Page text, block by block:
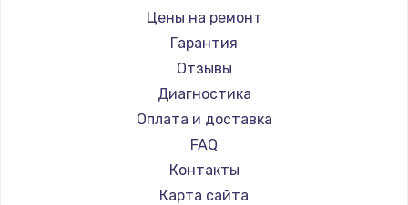
Microsoft
BlackView
Amazon
Aquarius
Philips
HP
Getac
ZTE
Цены на ремонт
Гарантия
Отзывы
Диагностика
Оплата и доставка
FAQ
Контакты
Карта сайта